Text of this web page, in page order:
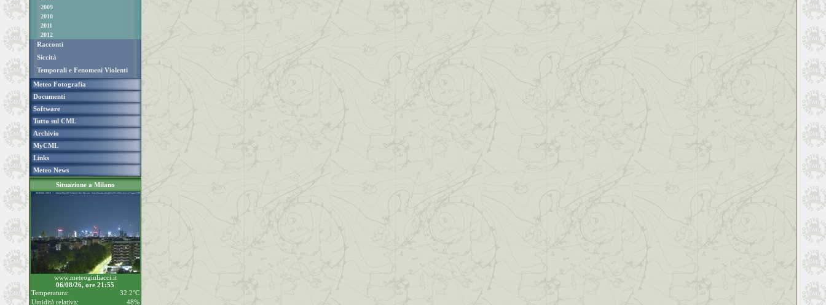
2009
2010
2011
2012
Racconti
Siccità
Temporali e Fenomeni Violenti
Meteo Fotografia
Documenti
Software
Tutto sul CML
Archivio
MyCML
Links
Meteo News
Situazione a Milano
www.meteogiuliacci.it
06/08/26, ore 21:55
Temperatura:
32.2°C
Umidità relativa:
48%